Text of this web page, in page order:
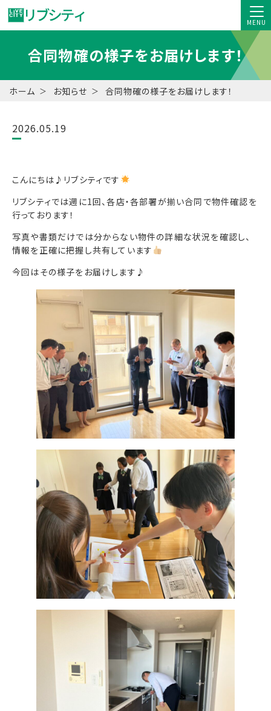
MENU
合同物確の様子をお届けします！
ホーム お知らせ 合同物確の様子をお届けします！
2026.05.19
こんにちは♪リブシティです
リブシティでは週に1回、各店・各部署が揃い合同で物件確認を
行っております！
写真や書類だけでは分からない物件の詳細な状況を確認し、
情報を正確に把握し共有しています
今回はその様子をお届けします♪